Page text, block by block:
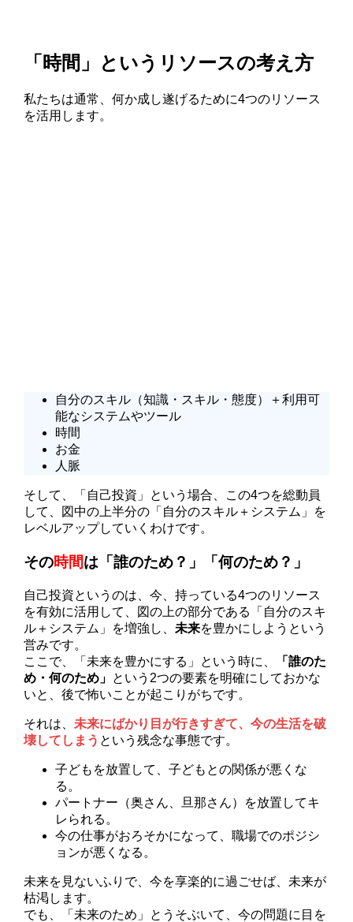
「時間」というリソースの考え方
私たちは通常、何か成し遂げるために4つのリソース
を活用します。
自分のスキル（知識・スキル・態度）＋利用可
能なシステムやツール
時間
お金
人脈
そして、「自己投資」という場合、この4つを総動員
して、図中の上半分の「自分のスキル＋システム」を
レベルアップしていくわけです。
その時間は「誰のため？」「何のため？」
自己投資というのは、今、持っている4つのリソース
を有効に活用 して、図の上の部分である「自分のスキ
ル＋システム」を増強し、未来を豊かにしようという
営みです。
ここで、「未来を豊かにする」という時に、
「誰のた
め・何のため」 という2つの要素を明確に しておかな
いと、後で怖いことが起こりがちです。
それは、未来にばかり目が行きすぎて、今の生活を破
壊してしまう という残念な事態です。
子どもを放置して、子どもとの関係が悪くな
る。
パートナー（奥さん、旦那さん）を放置してキ
レられる。
今の仕事がおろそかになって、職場でのポジシ
ョンが悪くなる。
未来を見ないふりで、今を享楽的に過ごせば、未来が
枯渇します。
でも、「未来のため」とうそぶいて、今の問題に目を